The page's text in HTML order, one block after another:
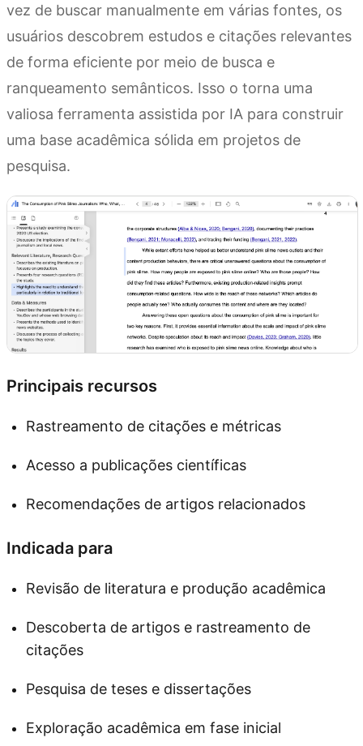
vez de buscar manualmente em várias fontes, os
usuários descobrem estudos e citações relevantes
de forma eficiente por meio de busca e
ranqueamento semânticos. Isso o torna uma
valiosa ferramenta assistida por IA para construir
uma base acadêmica sólida em projetos de
pesquisa.
Principais recursos
Rastreamento de citações e métricas
Acesso a publicações científicas
Recomendações de artigos relacionados
Indicada para
Revisão de literatura e produção acadêmica
Descoberta de artigos e rastreamento de
citações
Pesquisa de teses e dissertações
Exploração acadêmica em fase inicial